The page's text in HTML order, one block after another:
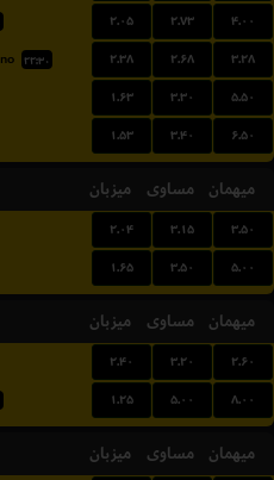
۲.۰۵ ۲.۷۳ ۴.۰۰
۲۲:۳۰ ۲.۳۸ ۲.۶۸ ۳.۲۸
۱.۶۳ ۳.۳۰ ۵.۵۰
۱.۵۳ ۳.۴۰ ۶.۵۰
میزبان مساوی میهمان
۲.۰۴ ۳.۱۵ ۳.۵۰
۱.۶۵ ۳.۵۰ ۵.۰۰
میزبان مساوی میهمان
۲.۴۰ ۳.۲۰ ۲.۶۰
۱.۲۵ ۵.۰۰ ۸.۰۰
میزبان مساوی میهمان